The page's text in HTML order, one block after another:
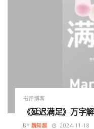
书评博客
《延迟满足》万字
BY 魏知超 2024-11-18